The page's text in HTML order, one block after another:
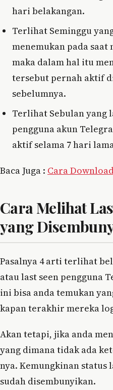
hari belakangan.
Terlihat Seminggu
menemukan pada
maka dalam hal itu
tersebut pernah aktif
sebelumnya.
Terlihat Sebulan yang
pengguna akun
aktif selama 7 hari
Baca Juga : Cara
Cara Melihat
yang
Pasalnya 4 arti terlihat
atau last seen pengguna
ini bisa anda temukan
kapan terakhir mereka
Akan tetapi, jika anda
yang dimana tidak ada
nya. Kemungkinan status
sudah disembunyikan.